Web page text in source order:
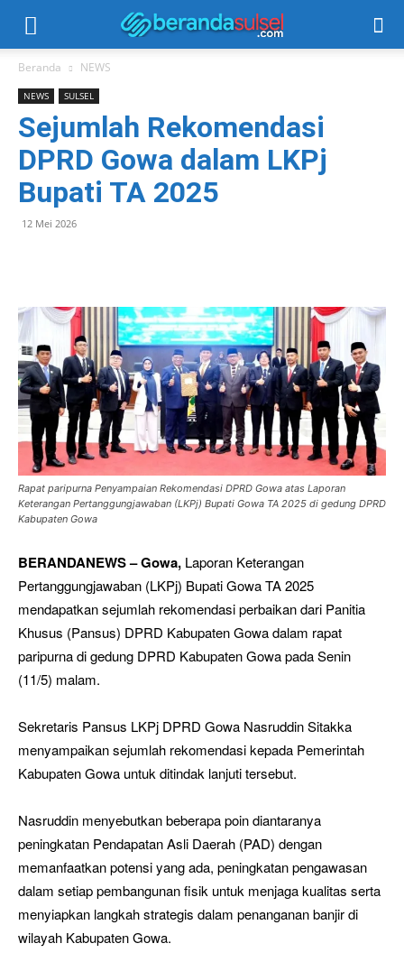
Beranda NEWS
NEWS SULSEL
Sejumlah Rekomendasi
DPRD Gowa dalam LKPj
Bupati TA 2025
12 Mei 2026
Rapat paripurna Penyampaian Rekomendasi DPRD Gowa atas Laporan
Keterangan Pertanggungjawaban (LKPj) Bupati Gowa TA 2025 di gedung DPRD
Kabupaten Gowa
BERANDANEWS – Gowa, Laporan Keterangan
Pertanggungjawaban (LKPj) Bupati Gowa TA 2025
mendapatkan sejumlah rekomendasi perbaikan dari Panitia
Khusus (Pansus) DPRD Kabupaten Gowa dalam rapat
paripurna di gedung DPRD Kabupaten Gowa pada Senin
(11/5) malam.
Sekretaris Pansus LKPj DPRD Gowa Nasruddin Sitakka
menyampaikan sejumlah rekomendasi kepada Pemerintah
Kabupaten Gowa untuk ditindak lanjuti tersebut.
Nasruddin menyebutkan beberapa poin diantaranya
peningkatan Pendapatan Asli Daerah (PAD) dengan
memanfaatkan potensi yang ada, peningkatan pengawasan
dalam setiap pembangunan fisik untuk menjaga kualitas serta
menyiapkan langkah strategis dalam penanganan banjir di
wilayah Kabupaten Gowa.